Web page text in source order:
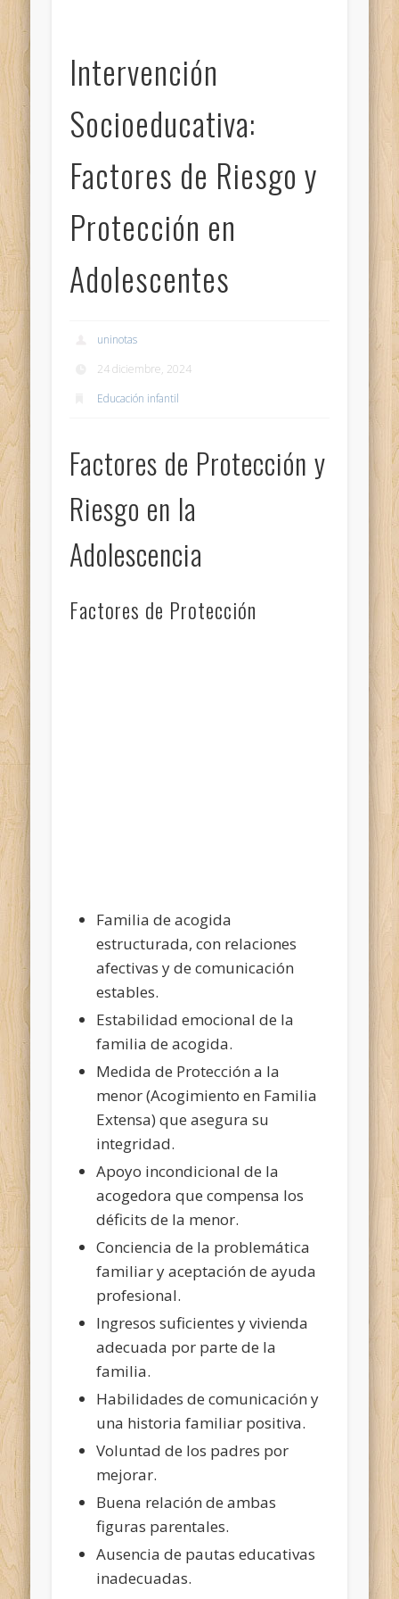
Intervención
Socioeducativa:
Factores de Riesgo y
Protección en
Adolescentes
uninotas
24 diciembre, 2024
Educación infantil
Factores de Protección y
Riesgo en la
Adolescencia
Factores de Protección
Familia de acogida
estructurada, con relaciones
afectivas y de comunicación
estables.
Estabilidad emocional de la
familia de acogida.
Medida de Protección a la
menor (Acogimiento en Familia
Extensa) que asegura su
integridad.
Apoyo incondicional de la
acogedora que compensa los
déficits de la menor.
Conciencia de la problemática
familiar y aceptación de ayuda
profesional.
Ingresos suficientes y vivienda
adecuada por partede la
familia.
Habilidades de comunicación y
una historia familiar positiva.
Voluntad de los padres por
mejorar.
Buena relación de ambas
figuras parentales.
Ausencia de pautas educativas
inadecuadas.